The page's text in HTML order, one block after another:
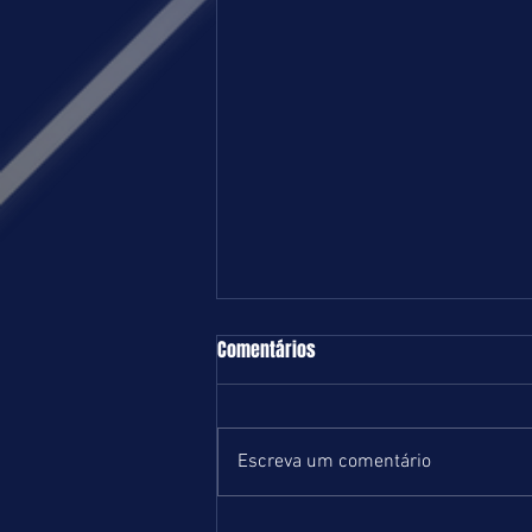
TURFE = DOMINGO = 09.08.26 = SP
Boa e equilibrada programação
no Hipódromo de Cidade Jardim.
Comentários
Escreva um comentário